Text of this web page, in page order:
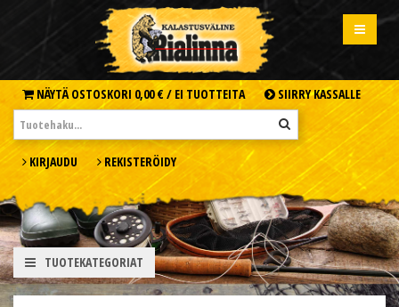
NÄYTÄ OSTOSKORI 0,00 € / EI TUOTTEITA SIIRRY KASSALLE
KIRJAUDU REKISTERÖIDY
TUOTEKATEGORIAT